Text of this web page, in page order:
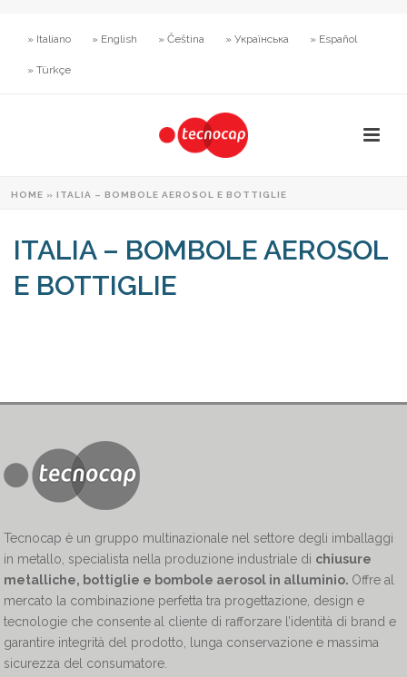
» Italiano » English » Čeština » Українська » Español
» Türkçe
HOME » ITALIA – BOMBOLE AEROSOL E BOTTIGLIE
ITALIA – BOMBOLE AEROSOL
E BOTTIGLIE
Tecnocap è un gruppo multinazionale nel settore degli imballaggi
in metallo, specialista nella produzione industriale di chiusure
metalliche, bottiglie e bombole aerosol in alluminio. Offre al
mercato la combinazione perfetta tra progettazione, design e
tecnologie che consente al cliente di rafforzare l’identità di brand e
garantire integrità del prodotto, lunga conservazione e massima
sicurezza del consumatore.